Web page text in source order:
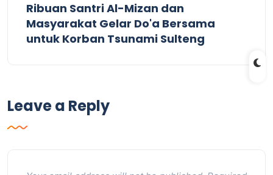
Ribuan Santri Al-Mizan dan
Masyarakat Gelar Do'a Bersama
untuk Korban Tsunami Sulteng
Leave a Reply